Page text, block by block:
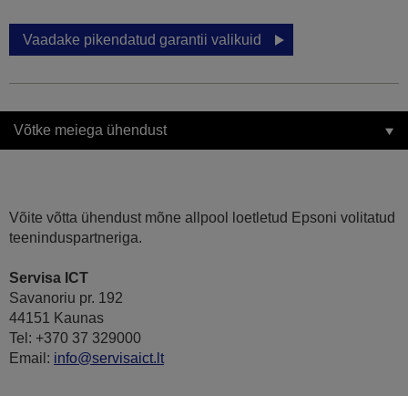
Vaadake pikendatud garantii valikuid
Võtke meiega ühendust
Võite võtta ühendust mõne allpool loetletud Epsoni volitatud
teeninduspartneriga.
Servisa ICT
Savanoriu pr. 192
44151 Kaunas
Tel: +370 37 329000
Email: info@servisaict.lt